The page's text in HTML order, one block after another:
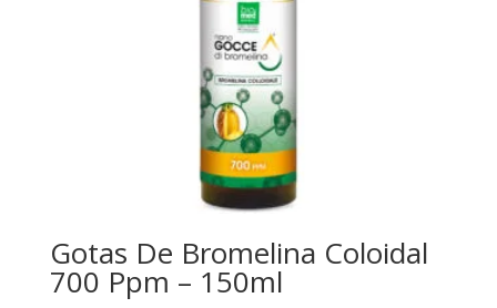
Gotas De Bromelina Coloidal
700 Ppm – 150ml